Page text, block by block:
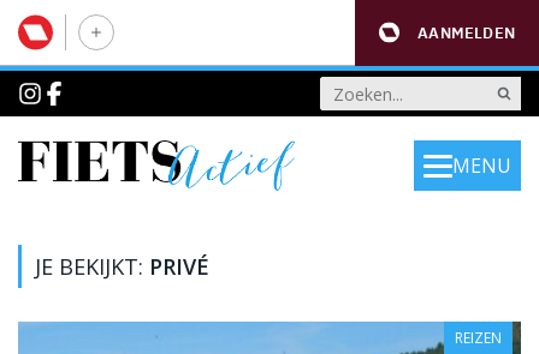
AANMELDEN
MENU
JE BEKIJKT: PRIVÉ
REIZEN